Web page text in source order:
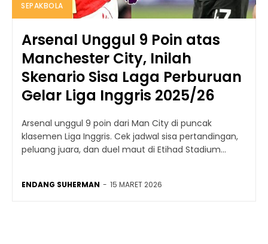
SEPAKBOLA
Arsenal Unggul 9 Poin atas
Manchester City, Inilah
Skenario Sisa Laga Perburuan
Gelar Liga Inggris 2025/26
Arsenal unggul 9 poin dari Man City di puncak
klasemen Liga Inggris. Cek jadwal sisa pertandingan,
peluang juara, dan duel maut di Etihad Stadium...
ENDANG SUHERMAN - 15 MARET 2026